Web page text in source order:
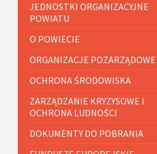
JEDNOSTKI ORGANIZACYJNE
POWIATU
O POWIECIE
ORGANIZACJE POZARZĄDOWE
OCHRONA ŚRODOWISKA
ZARZĄDZANIE KRYZYSOWE I
OCHRONA LUDNOŚCI
DOKUMENTY DO POBRANIA